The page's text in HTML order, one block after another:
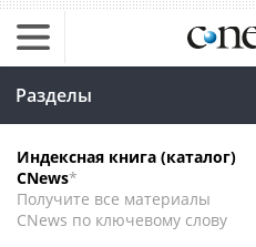
Разделы
Индексная книга (каталог)
CNews*
Получите все материалы
CNews по ключевому слову